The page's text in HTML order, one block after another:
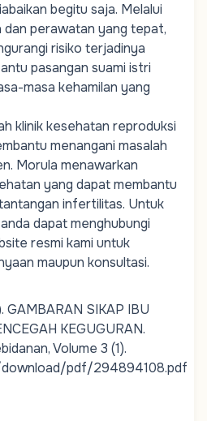
begitu saja. Melalui
dan perawatan yang tepat,
risiko terjadinya
pasangan suami istri
masa kehamilan yang
klinik kesehatan reproduksi
menangani masalah
Morula menawarkan
yang dapat membantu
infertilitas. Untuk
dapat menghubungi
resmi kami untuk
maupun konsultasi.
GAMBARAN SIKAP IBU
KEGUGURAN.
Volume 3 (1).
pdf/294894108.pdf